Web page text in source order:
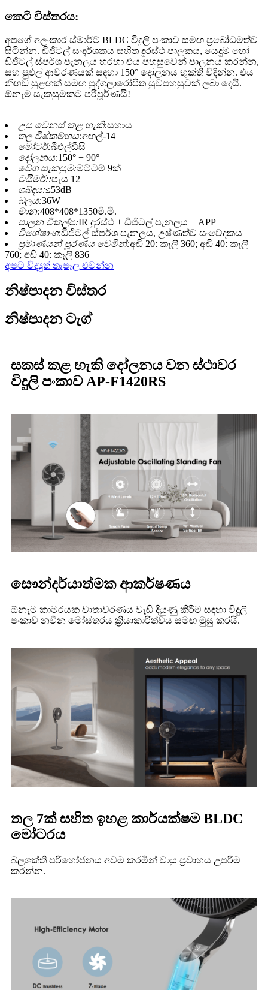
කෙටි විස්තරය:
අපගේ අලංකාර ස්මාර්ට් BLDC විදුලි පංකාව සමඟ ප්‍රබෝධමත්ව
සිටින්න. ඩිජිටල් සංදර්ශකය සහිත දුරස්ථ පාලකය, යෙදුම හෝ
ඩිජිටල් ස්පර්ශ පැනලය හරහා එය පහසුවෙන් පාලනය කරන්න,
සහ පුළුල් ආවරණයක් සඳහා 150° දෝලනය භුක්ති විඳින්න. එය
නිහඬ සුළඟක් සමඟ පුද්ගලාරෝපිත සුවපහසුවක් ලබා දෙයි.
ඕනෑම සැකසුමකට පරිපූර්ණයි!
උස වෙනස් කළ හැකි:සහාය
තල විෂ්කම්භය:අඟල්-14
මෝටර්:බීඑල්ඩීසී
දෝලනය:150° + 90°
වේග සැකසුම:මට්ටම් 9ක්
ටයිමර්::පැය 12
ශබ්දය:≤53dB
බලය:36W
මාන:408*408*1350මි.මී.
පාලන විකල්ප:IR දුරස්ථ + ඩිජිටල් පැනලය + APP
විශේෂාංග:ඩිජිටල් ස්පර්ශ පැනලය, උෂ්ණත්ව සංවේදකය
ප්‍රමාණයන් පූරණය වෙමින්:අඩි 20: කෑලි 360; අඩි 40: කෑලි
760; අඩි 40: කෑලි 836
අපට විද්‍යුත් තැපෑල එවන්න
නිෂ්පාදන විස්තර
නිෂ්පාදන ටැග්
සකස් කළ හැකි දෝලනය වන ස්ථාවර
විදුලි පංකාව AP-F1420RS
සෞන්දර්යාත්මක ආකර්ෂණය
ඕනෑම කාමරයක වාතාවරණය වැඩි දියුණු කිරීම සඳහා විදුලි
පංකාව නවීන මෝස්තරය ක්‍රියාකාරීත්වය සමඟ මුසු කරයි.
තල 7ක් සහිත ඉහළ කාර්යක්ෂම BLDC
මෝටරය
බලශක්ති පරිභෝජනය අවම කරමින් වායු ප්‍රවාහය උපරිම
කරන්න.